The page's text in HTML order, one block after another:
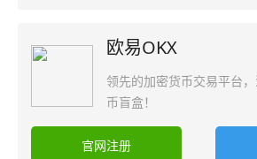
欧易OKX
领先的加密货币交易平台
币盲盒！
官网注册